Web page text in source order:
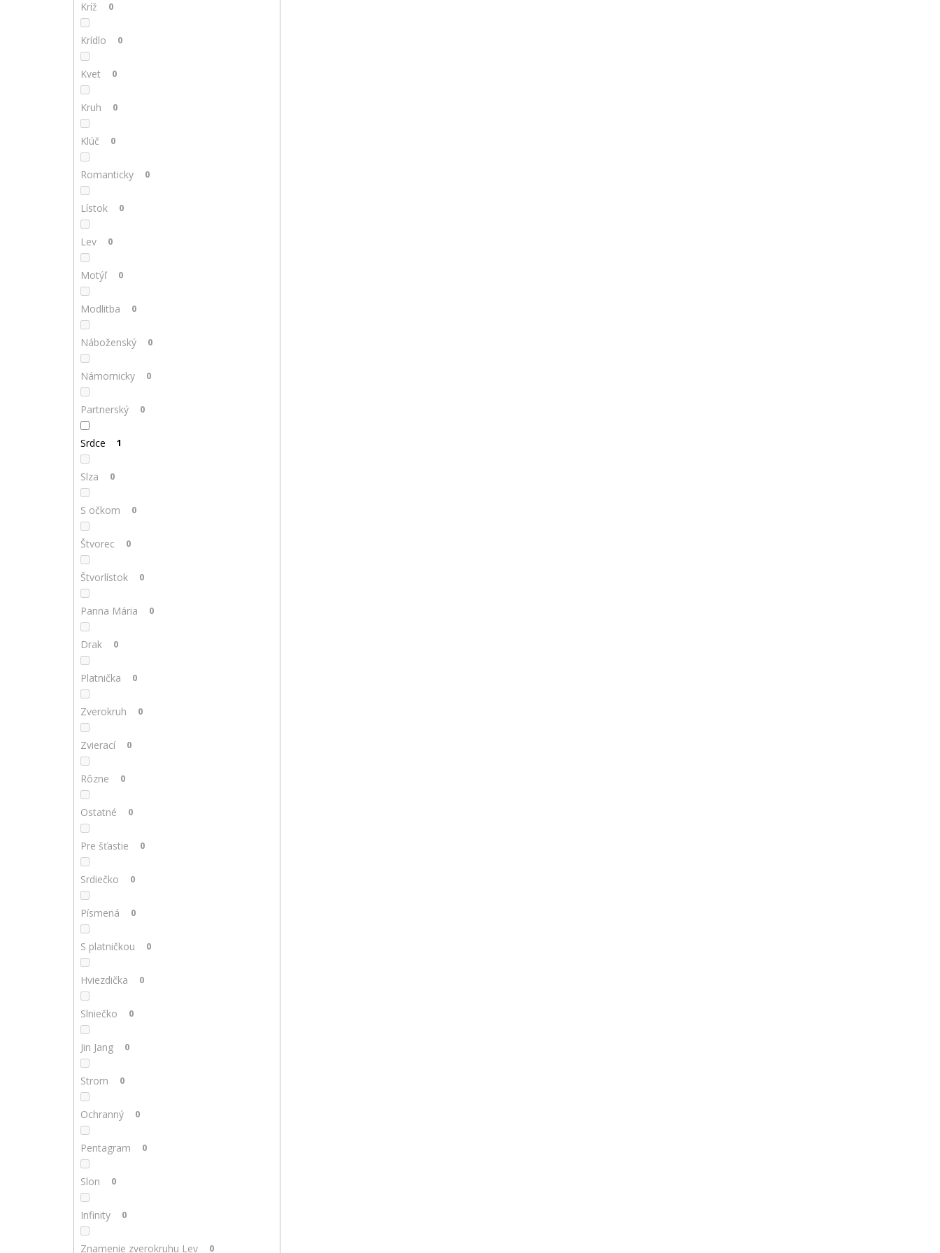
Kríž 0
Krídlo 0
Kvet 0
Kruh 0
Klúč 0
Romanticky 0
Lístok 0
Lev 0
Motýľ 0
Modlitba 0
Náboženský 0
Námornicky 0
Partnerský 0
Srdce 1
Slza 0
S očkom 0
Štvorec 0
Štvorlístok 0
Panna Mária 0
Drak 0
Platnička 0
Zverokruh 0
Zvierací 0
Rôzne 0
Ostatné 0
Pre šťastie 0
Srdiečko 0
Písmená 0
S platničkou 0
Hviezdička 0
Slniečko 0
Jin Jang 0
Strom 0
Ochranný 0
Pentagram 0
Slon 0
Infinity 0
Znamenie zverokruhu Lev 0